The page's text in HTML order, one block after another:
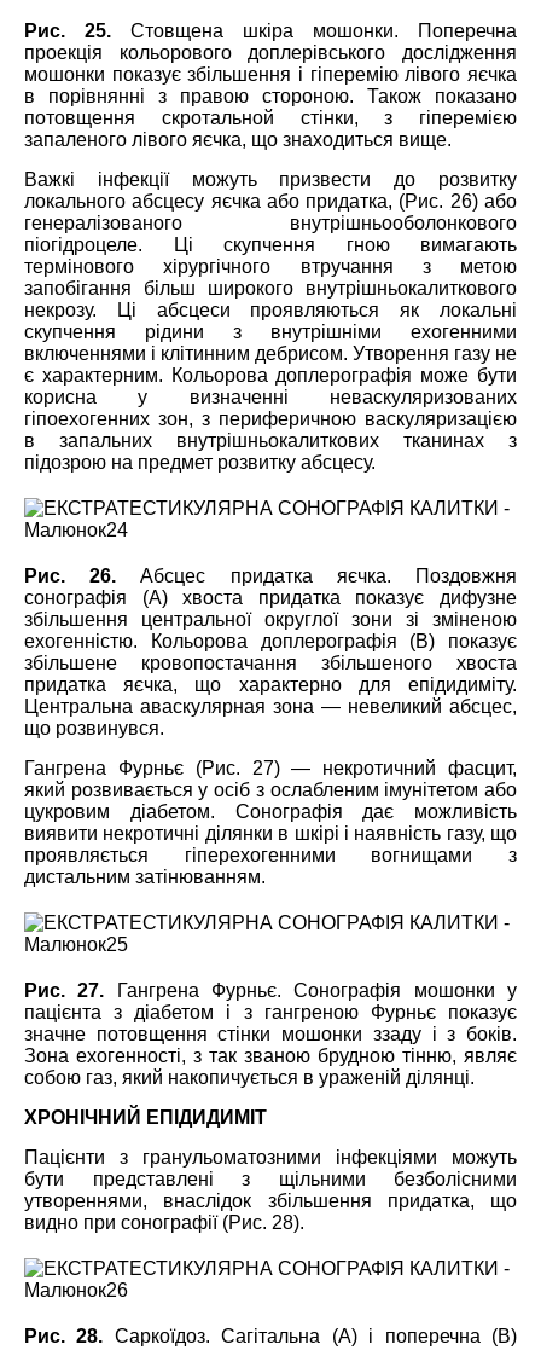
Рис. 25. Стовщена шкіра мошонки. Поперечна
проекція кольорового доплерівського дослідження
мошонки показує збільшення і гіперемію лівого яєчка
в порівнянні з правою стороною. Також показано
потовщення скротальной стінки, з гіперемією
запаленого лівого яєчка, що знаходиться вище.
Важкі інфекції можуть призвести до розвитку
локального абсцесу яєчка або придатка, (Рис. 26) або
генералізованого внутрішньооболонкового
піогідроцеле. Ці скупчення гною вимагають
термінового хірургічного втручання з метою
запобігання більш широкого внутрішньокалиткового
некрозу. Ці абсцеси проявляються як локальні
скупчення рідини з внутрішніми ехогенними
включеннями і клітинним дебрисом. Утворення газу не
є характерним. Кольорова доплерографія може бути
корисна у визначенні неваскуляризованих
гіпоехогенних зон, з периферичною васкуляризацією
в запальних внутрішньокалиткових тканинах з
підозрою на предмет розвитку абсцесу.
Рис. 26. Абсцес придатка яєчка. Поздовжня
сонографія (А) хвоста придатка показує дифузне
збільшення центральної округлої зони зі зміненою
ехогенністю. Кольорова доплерографія (В) показує
збільшене кровопостачання збільшеного хвоста
придатка яєчка, що характерно для епідидиміту.
Центральна аваскулярная зона ― невеликий абсцес,
що розвинувся.
Гангрена Фурньє (Рис. 27) ― некротичний фасцит,
який розвивається у осіб з ослабленим імунітетом або
цукровим діабетом. Сонографія дає можливість
виявити некротичні ділянки в шкірі і наявність газу, що
проявляється гіперехогенними вогнищами з
дистальним затінюванням.
Рис. 27. Гангрена Фурньє. Сонографія мошонки у
пацієнта з діабетом і з гангреною Фурньє показує
значне потовщення стінки мошонки ззаду і з боків.
Зона ехогенності, з так званою брудною тінню, являє
собою газ, який накопичується в ураженій ділянці.
ХРОНІЧНИЙ ЕПІДИДИМІТ
Пацієнти з гранульоматозними інфекціями можуть
бути представлені з щільними безболісними
утвореннями, внаслідок збільшення придатка, що
видно при сонографії (Рис. 28).
Рис. 28. Саркоїдоз. Сагітальна (А) і поперечна (B)